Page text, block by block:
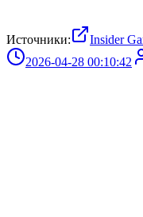
Источники:
Insider
2026-04-28 00:10:42